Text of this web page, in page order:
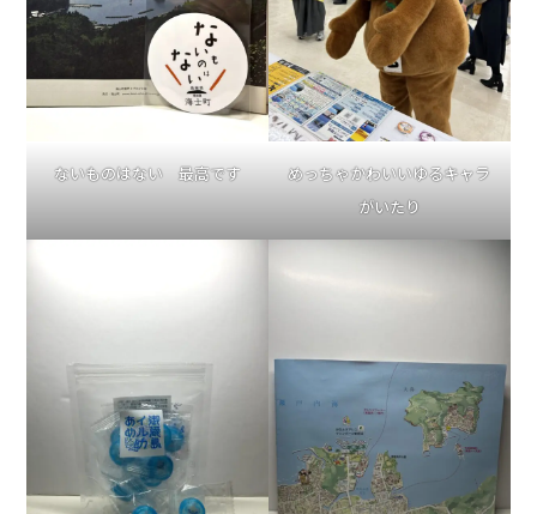
ないものはない 最高です
めっちゃかわいいゆるキャラ
がいたり